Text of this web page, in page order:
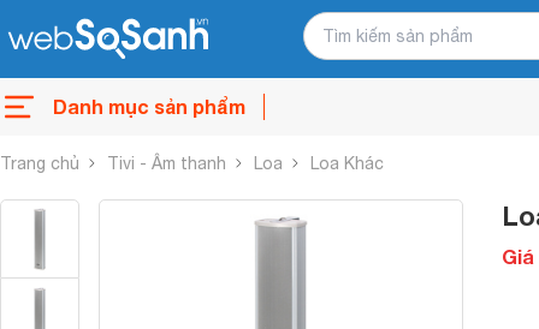
Danh mục sản phẩm
Trang chủ Tivi - Âm thanh Loa Loa Khác
Giá